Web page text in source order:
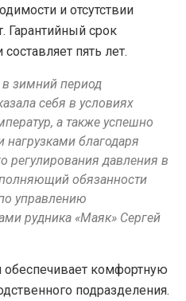
и отсутствии
Гарантийный срок
пять лет.
в зимний период
себя в условиях
а также успешно
благодаря
регулирования давления в
обязанности
управлению
рудника «Маяк» Сергей
комфортную
подразделения.